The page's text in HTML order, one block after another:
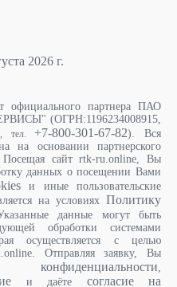
2026 г.
официального партнера ПАО
(ОГРН:1196234008915,
, тел.+7-800-301-67-82). Вся
на основании партнерского
сайт rtk-ru.online, Вы
данных о посещении Вами
и иные пользовательские
на условиях Политику
данные могут быть
обработки системами
осуществляется с целью
Отправляя заявку, Вы
конфиденциальности
и даёте согласие на